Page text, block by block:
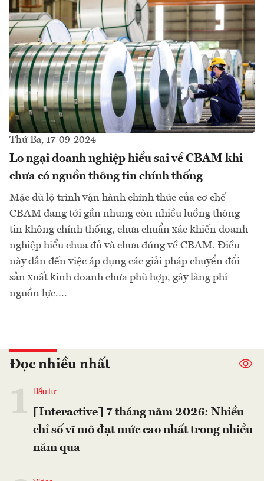
Thứ Ba, 17-09-2024
Lo ngại doanh nghiệp hiểu sai về CBAM khi
chưa có nguồn thông tin chính thống
Mặc dù lộ trình vận hành chính thức của cơ chế
CBAM đang tới gần nhưng còn nhiều luồng thông
tin không chính thống, chưa chuẩn xác khiến doanh
nghiệp hiểu chưa đủ và chưa đúng về CBAM. Điều
này dẫn đến việc áp dụng các giải pháp chuyển đổi
sản xuất kinh doanh chưa phù hợp, gây lãng phí
nguồn lực.…
Đọc nhiều nhất
Đầu tư
[Interactive] 7 tháng năm 2026: Nhiều
chỉ số vĩ mô đạt mức cao nhất trong nhiều
năm qua